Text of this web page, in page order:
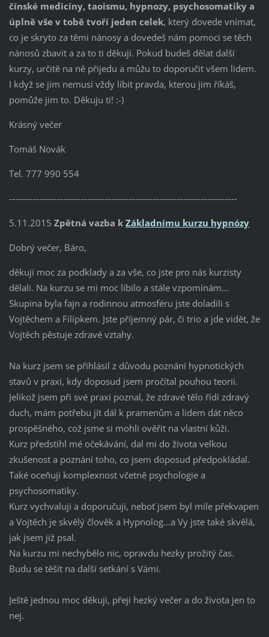
čínské medicíny, taoismu, hypnozy, psychosomatiky a
úplně vše v tobě tvoří jeden celek, který dovede vnímat,
co je skryto za těmi nánosy a dovedeš nám pomoci se těch
nánosů zbavit a za to ti děkuji. Pokud budeš dělat další
kurzy, určitě na ně přijedu a můžu to doporučit všem lidem.
I když se jim nemusí vždy líbit pravda, kterou jim říkáš,
pomůže jim to. Děkuju ti! :-)
Krásný večer
Tomáš Novák
Tel. 777 990 554
----------------------------------------------------------------------------
5.11.2015 Zpětná vazba k Základnímu kurzu hypnózy
Dobrý večer, Báro,
děkuji moc za podklady a za vše, co jste pro nás kurzisty
dělali. Na kurzu se mi moc líbilo a stále vzpomínám...
Skupina byla fajn a rodinnou atmosféru jste doladili s
Vojtěchem a Filípkem. Jste příjemný pár, či trio a jde vidět, že
Vojtěch pěstuje zdravé vztahy.
Na kurz jsem se přihlásil z důvodu poznání hypnotických
stavů v praxi, kdy doposud jsem pročítal pouhou teorii.
Jelikož jsem při své praxi poznal, že zdravé tělo řídí zdravý
duch, mám potřebu jít dál k pramenům a lidem dát něco
prospěšného, což jsme si mohli ověřit na vlastní kůži.
Kurz předstihl mé očekávání, dal mi do života velkou
zkušenost a poznání toho, co jsem doposud předpokládal.
Také oceňuji komplexnost včetně psychologie a
psychosomatiky.
Kurz vychvaluji a doporučuji, neboť jsem byl mile překvapen
a Vojtěch je skvělý člověk a Hypnolog...a Vy jste také skvělá,
jak jsem již psal.
Na kurzu mi nechybělo nic, opravdu hezky prožitý čas.
Budu se těšit na další setkání s Vámi.
Ještě jednou moc děkuji, přeji hezký večer a do života jen to
nej.